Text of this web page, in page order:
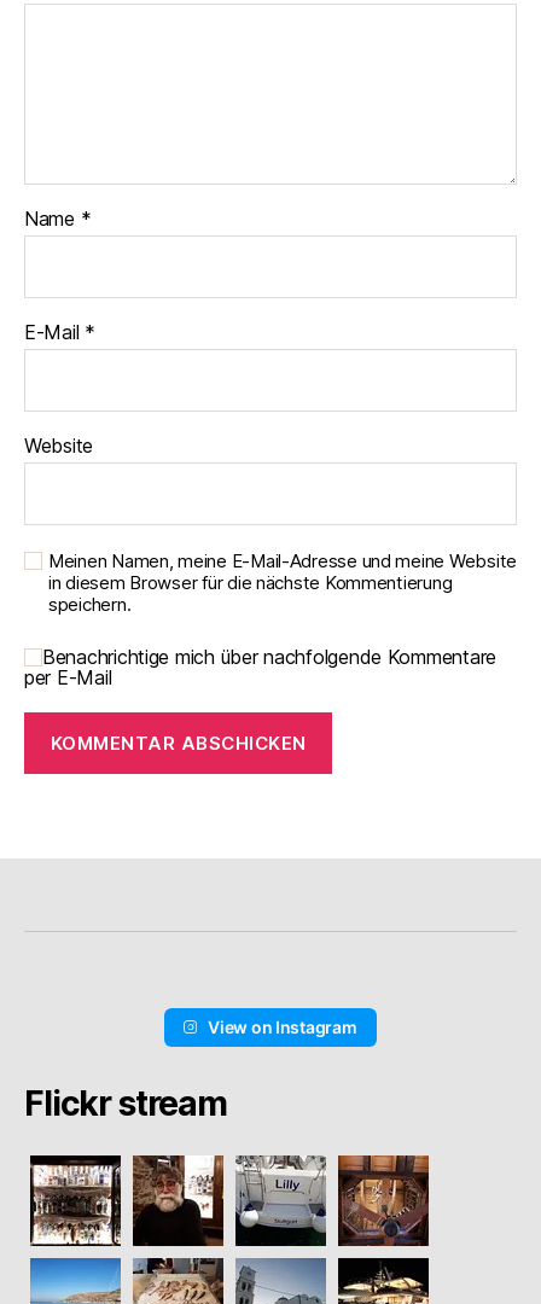
Name *
E-Mail *
Website
Meinen Namen, meine E-Mail-Adresse und meine Website
in diesem Browser für die nächste Kommentierung
speichern.
Benachrichtige mich über nachfolgende Kommentare
per E-Mail
View on Instagram
Flickr stream